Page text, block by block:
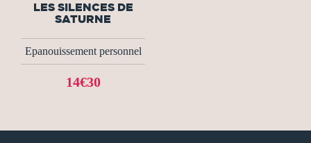
LES SILENCES DE
SATURNE
Epanouissement personnel
14€30